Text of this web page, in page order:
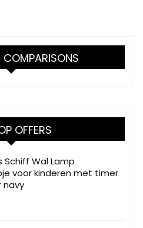
COMPARISONS
OFFERS
Schiff Wal Lamp
voor kinderen met timer
navy